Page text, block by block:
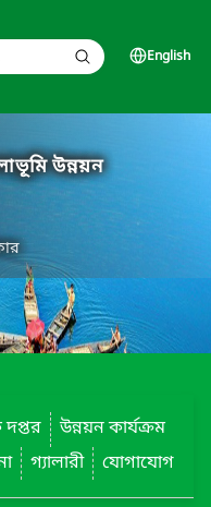
English
উন্নয়ন
উন্নয়ন কার্যক্রম
গ্যালারী যোগাযোগ